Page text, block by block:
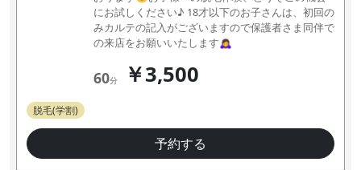
にお試しください♪ 18才以下のお子さんは、初回の
みカルテの記入がございますので保護者さま同伴で
の来店をお願いいたします🙇‍♀️
60分 ￥3,500
脱毛(学割)
予約する